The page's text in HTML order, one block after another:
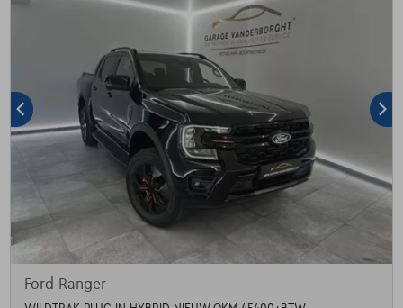
Ford Ranger